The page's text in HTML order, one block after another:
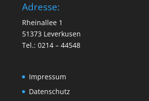
Adresse:
Rheinallee 1
51373 Leverkusen
Tel.: 0214 – 44548
Impressum
Datenschutz